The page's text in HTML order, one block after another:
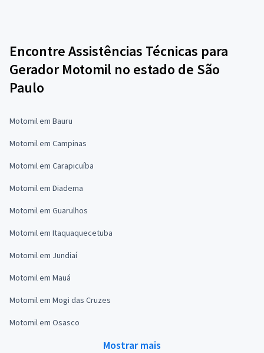
Encontre Assistências Técnicas para
Gerador Motomil no estado de São
Paulo
Motomil em Bauru
Motomil em Campinas
Motomil em Carapicuíba
Motomil em Diadema
Motomil em Guarulhos
Motomil em Itaquaquecetuba
Motomil em Jundiaí
Motomil em Mauá
Motomil em Mogi das Cruzes
Motomil em Osasco
Mostrar mais